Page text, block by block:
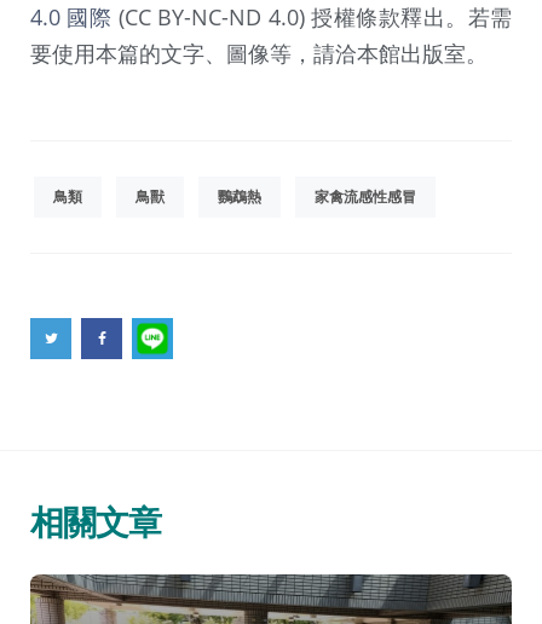
4.0 國際 (CC BY-NC-ND 4.0) 授權條款釋出。若需
要使用本篇的文字、圖像等，請洽本館出版室。
鳥類 鳥獸 鸚鵡熱 家禽流感性感冒
相關文章